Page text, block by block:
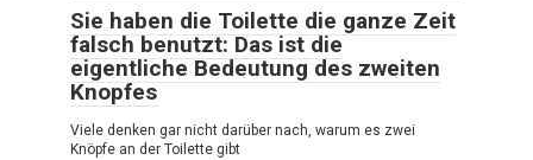
Sie haben die Toilette die ganze Zeit
falsch benutzt: Das ist die
eigentliche Bedeutung des zweiten
Knopfes
Viele denken gar nicht darüber nach, warum es zwei
Knöpfe an der Toilette gibt